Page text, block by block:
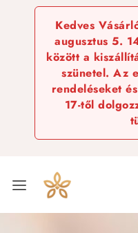
Kedves
augusztus 5.
között a
szünetel. Az
rendeléseket
17-től